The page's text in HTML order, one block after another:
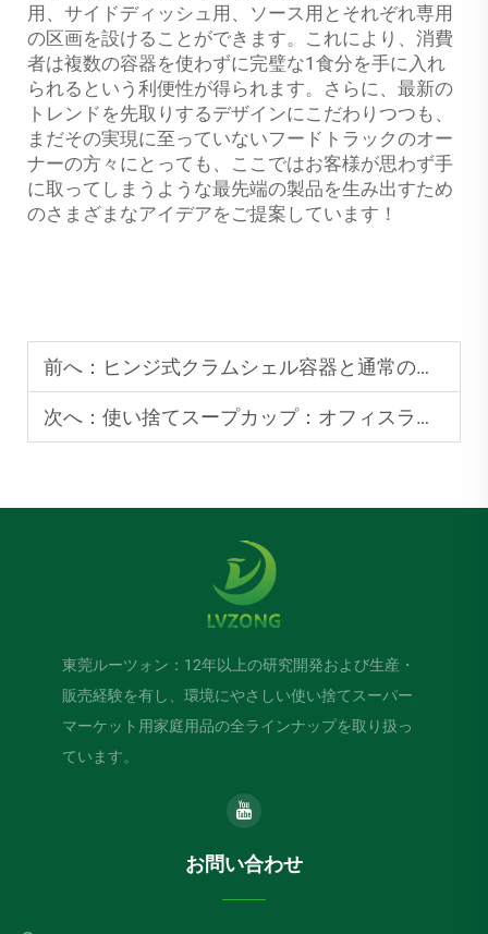
用、サイドディッシュ用、ソース用とそれぞれ専用
の区画を設けることができます。これにより、消費
者は複数の容器を使わずに完璧な1食分を手に入れ
られるという利便性が得られます。さらに、最新の
トレンドを先取りするデザインにこだわりつつも、
まだその実現に至っていないフードトラックのオー
ナーの方々にとっても、ここではお客様が思わず手
に取ってしまうような最先端の製品を生み出すため
のさまざまなアイデアをご提案しています！
前へ： ヒンジ式クラムシェル容器と通常のテイクアウトボックス：どちらがより便利か？
次へ： 使い捨てスープカップ：オフィスランチ向けのコストパフォーマンスに優れた選択肢
東莞ルーツォン：12年以上の研究開発および生産・
販売経験を有し、環境にやさしい使い捨てスーパー
マーケット用家庭用品の全ラインナップを取り扱っ
ています。
お問い合わせ